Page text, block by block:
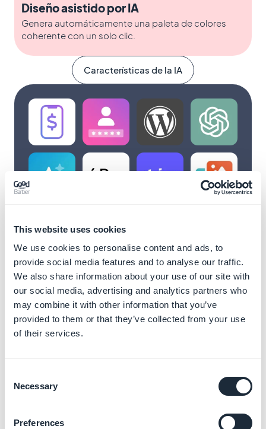
This website uses cookies
We use cookies to personalise content and ads, to
provide social media features and to analyse our traffic.
We also share information about your use of our site with
our social media, advertising and analytics partners who
may combine it with other information that you’ve
provided to them or that they’ve collected from your use
of their services.
Selection
Necessary
Preferences
Diseño asistido por IA
Genera automáticamente una paleta de colores
coherente con un solo clic.
Características de la IA
Libera posibilidades
amplia gama de extensiones diseñadas